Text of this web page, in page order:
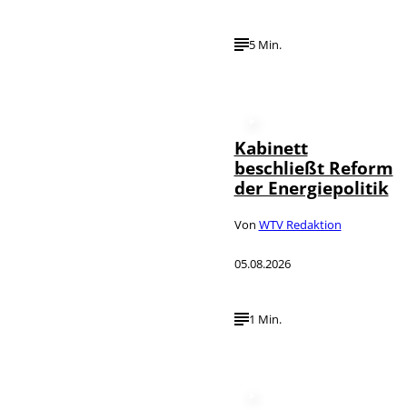
5 Min.
Kabinett
beschließt Reform
der Energiepolitik
Von WTV Redaktion
05.08.2026
1 Min.